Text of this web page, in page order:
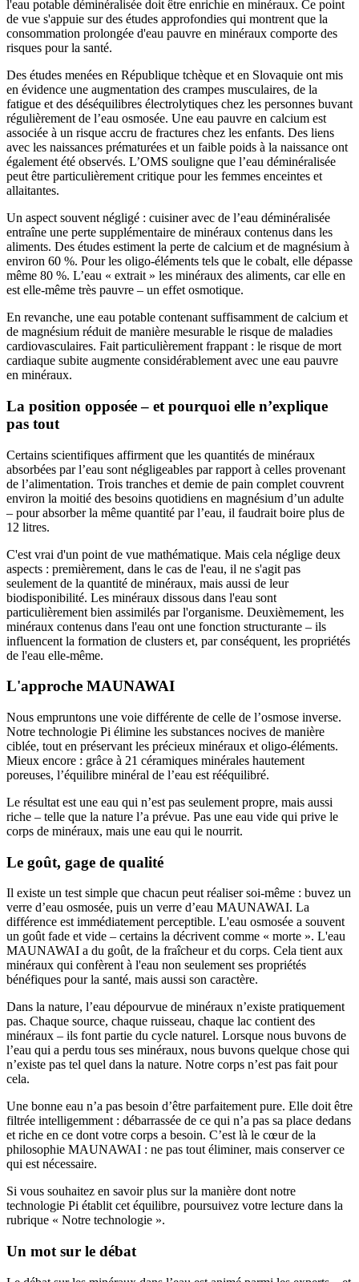
l'eau potable déminéralisée doit être enrichie en minéraux. Ce point
de vue s'appuie sur des études approfondies qui montrent que la
consommation prolongée d'eau pauvre en minéraux comporte des
risques pour la santé.
Des études menées en République tchèque et en Slovaquie ont mis
en évidence une augmentation des crampes musculaires, de la
fatigue et des déséquilibres électrolytiques chez les personnes buvant
régulièrement de l’eau osmosée. Une eau pauvre en calcium est
associée à un risque accru de fractures chez les enfants. Des liens
avec les naissances prématurées et un faible poids à la naissance ont
également été observés. L’OMS souligne que l’eau déminéralisée
peut être particulièrement critique pour les femmes enceintes et
allaitantes.
Un aspect souvent négligé : cuisiner avec de l’eau déminéralisée
entraîne une perte supplémentaire de minéraux contenus dans les
aliments. Des études estiment la perte de calcium et de magnésium à
environ 60 %. Pour les oligo-éléments tels que le cobalt, elle dépasse
même 80 %. L’eau « extrait » les minéraux des aliments, car elle en
est elle-même très pauvre – un effet osmotique.
En revanche, une eau potable contenant suffisamment de calcium et
de magnésium réduit de manière mesurable le risque de maladies
cardiovasculaires. Fait particulièrement frappant : le risque de mort
cardiaque subite augmente considérablement avec une eau pauvre
en minéraux.
La position opposée – et pourquoi elle n’explique
pas tout
Certains scientifiques affirment que les quantités de minéraux
absorbées par l’eau sont négligeables par rapport à celles provenant
de l’alimentation. Trois tranches et demie de pain complet couvrent
environ la moitié des besoins quotidiens en magnésium d’un adulte
– pour absorber la même quantité par l’eau, il faudrait boire plus de
12 litres.
C'est vrai d'un point de vue mathématique. Mais cela néglige deux
aspects : premièrement, dans le cas de l'eau, il ne s'agit pas
seulement de la quantité de minéraux, mais aussi de leur
biodisponibilité. Les minéraux dissous dans l'eau sont
particulièrement bien assimilés par l'organisme. Deuxièmement, les
minéraux contenus dans l'eau ont une fonction structurante – ils
influencent la formation de clusters et, par conséquent, les propriétés
de l'eau elle-même.
L'approche MAUNAWAI
Nous empruntons une voie différente de celle de l’osmose inverse.
Notre technologie Pi élimine les substances nocives de manière
ciblée, tout en préservant les précieux minéraux et oligo-éléments.
Mieux encore : grâce à 21 céramiques minérales hautement
poreuses, l’équilibre minéral de l’eau est rééquilibré.
Le résultat est une eau qui n’est pas seulement propre, mais aussi
riche – telle que la nature l’a prévue. Pas une eau vide qui prive le
corps de minéraux, mais une eau qui le nourrit.
Le goût, gage de qualité
Il existe un test simple que chacun peut réaliser soi-même : buvez un
verre d’eau osmosée, puis un verre d’eau MAUNAWAI. La
différence est immédiatement perceptible. L'eau osmosée a souvent
un goût fade et vide – certains la décrivent comme « morte ». L'eau
MAUNAWAI a du goût, de la fraîcheur et du corps. Cela tient aux
minéraux qui confèrent à l'eau non seulement ses propriétés
bénéfiques pour la santé, mais aussi son caractère.
Dans la nature, l’eau dépourvue de minéraux n’existe pratiquement
pas. Chaque source, chaque ruisseau, chaque lac contient des
minéraux – ils font partie du cycle naturel. Lorsque nous buvons de
l’eau qui a perdu tous ses minéraux, nous buvons quelque chose qui
n’existe pas tel quel dans la nature. Notre corps n’est pas fait pour
cela.
Une bonne eau n’a pas besoin d’être parfaitement pure. Elle doit être
filtrée intelligemment : débarrassée de ce qui n’a pas sa place dedans
et riche en ce dont votre corps a besoin. C’est là le cœur de la
philosophie MAUNAWAI : ne pas tout éliminer, mais conserver ce
qui est nécessaire.
Si vous souhaitez en savoir plus sur la manière dont notre
technologie Pi établit cet équilibre, poursuivez votre lecture dans la
rubrique « Notre technologie ».
Un mot sur le débat